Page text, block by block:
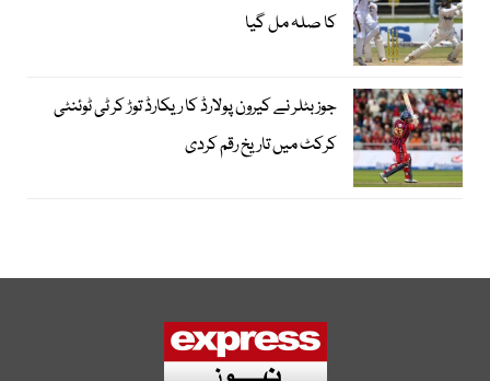
کا صلہ مل گیا
جوز بٹلر نے کیرون پولارڈ کا ریکارڈ توڑ کر ٹی ٹوئنٹی
کرکٹ میں تاریخ رقم کردی